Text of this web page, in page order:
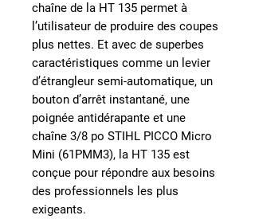
chaîne de la HT 135 permet à
l’utilisateur de produire des coupes
plus nettes. Et avec de superbes
caractéristiques comme un levier
d’étrangleur semi-automatique, un
bouton d’arrêt instantané, une
poignée antidérapante et une
chaîne 3/8 po STIHL PICCO Micro
Mini (61PMM3), la HT 135 est
conçue pour répondre aux besoins
des professionnels les plus
exigeants.